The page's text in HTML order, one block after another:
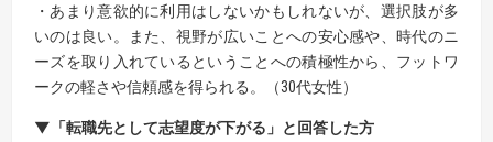
・あまり意欲的に利用はしないかもしれないが、選択肢が多
いのは良い。また、視野が広いことへの安心感や、時代のニ
ーズを取り入れているということへの積極性から、フットワ
ークの軽さや信頼感を得られる。（30代女性）
▼「転職先として志望度が下がる」と回答した方